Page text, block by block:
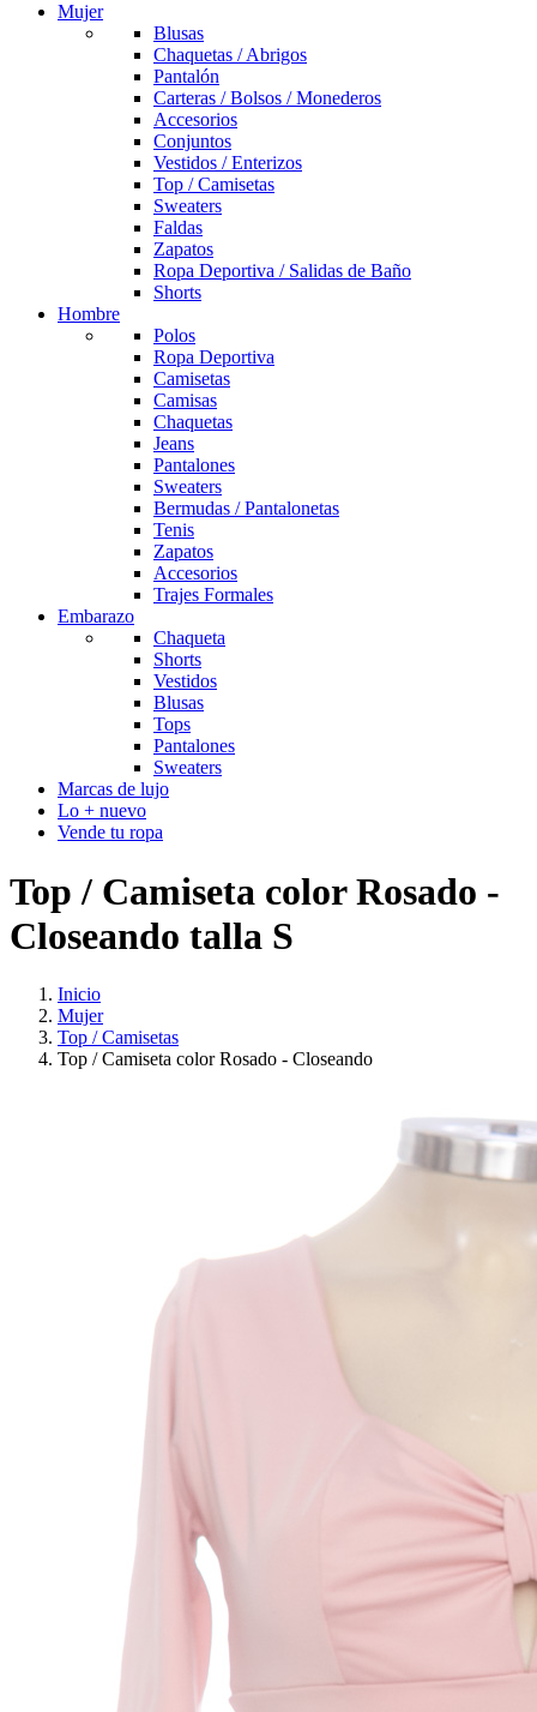
Mujer
Blusas
Chaquetas / Abrigos
Pantalón
Carteras / Bolsos / Monederos
Accesorios
Conjuntos
Vestidos / Enterizos
Top / Camisetas
Sweaters
Faldas
Zapatos
Ropa Deportiva / Salidas de Baño
Shorts
Hombre
Polos
Ropa Deportiva
Camisetas
Camisas
Chaquetas
Jeans
Pantalones
Sweaters
Bermudas / Pantalonetas
Tenis
Zapatos
Accesorios
Trajes Formales
Embarazo
Chaqueta
Shorts
Vestidos
Blusas
Tops
Pantalones
Sweaters
Marcas de lujo
Lo + nuevo
Vende tu ropa
Top / Camiseta color Rosado -
Closeando talla S
Inicio
Mujer
Top / Camisetas
Top / Camiseta color Rosado - Closeando